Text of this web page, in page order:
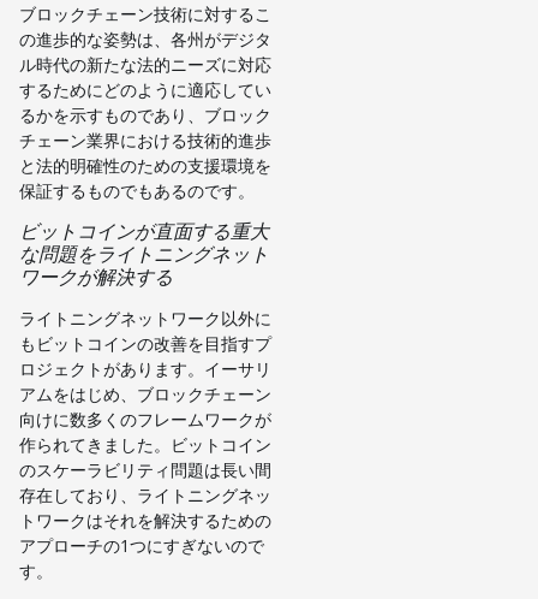
ブロックチェーン技術に対するこ
の進歩的な姿勢は、各州がデジタ
ル時代の新たな法的ニーズに対応
するためにどのように適応してい
るかを示すものであり、ブロック
チェーン業界における技術的進歩
と法的明確性のための支援環境を
保証するものでもあるのです。
ビットコインが直面する重大
な問題をライトニングネット
ワークが解決する
ライトニングネットワーク以外に
もビットコインの改善を目指すプ
ロジェクトがあります。イーサリ
アムをはじめ、ブロックチェーン
向けに数多くのフレームワークが
作られてきました。ビットコイン
のスケーラビリティ問題は長い間
存在しており、ライトニングネッ
トワークはそれを解決するための
アプローチの1つにすぎないので
す。